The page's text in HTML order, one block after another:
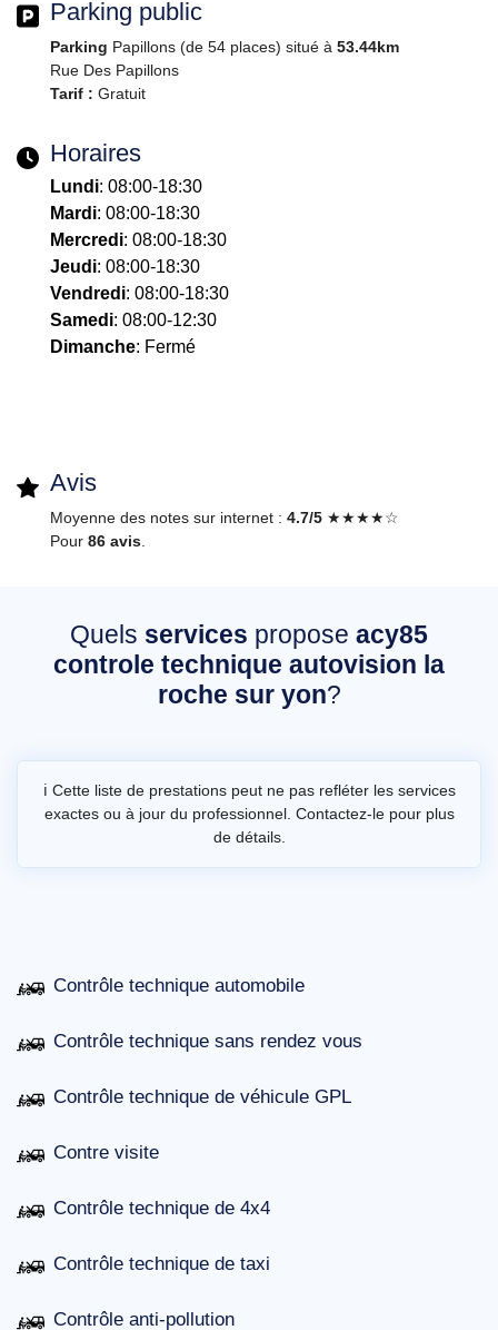
Parking public
Parking Papillons (de 54 places) situé à 53.44km
Rue Des Papillons
Tarif : Gratuit
Horaires
Lundi: 08:00-18:30
Mardi: 08:00-18:30
Mercredi: 08:00-18:30
Jeudi: 08:00-18:30
Vendredi: 08:00-18:30
Samedi: 08:00-12:30
Dimanche: Fermé
Avis
Moyenne des notes sur internet : 4.7/5 ★★★★☆
Pour 86 avis
Quels services propose acy85
controle technique autovision la
roche sur yon?
ℹ️ Cette liste de prestations peut ne pas refléter les services
exactes ou à jour du professionnel. Contactez-le pour plus
de détails.
Contrôle technique automobile
Contrôle technique sans rendez vous
Contrôle technique de véhicule GPL
Contre visite
Contrôle technique de 4x4
Contrôle technique de taxi
Contrôle anti-pollution